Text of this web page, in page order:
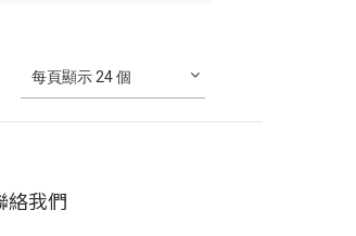
每頁顯示 24 個
絡我們